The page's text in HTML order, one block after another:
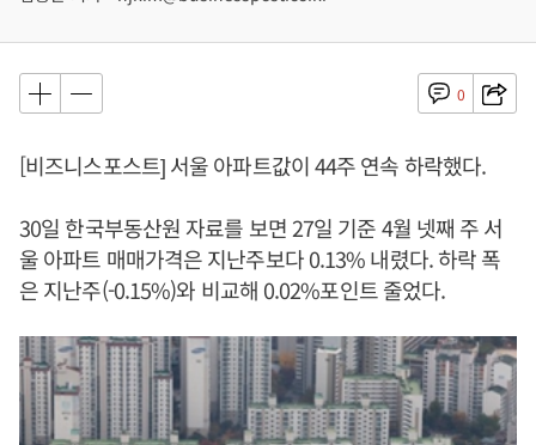
0
[비즈니스포스트] 서울 아파트값이 44주 연속 하락했다.
30일 한국부동산원 자료를 보면 27일 기준 4월 넷째 주 서
울 아파트 매매가격은 지난주보다 0.13% 내렸다. 하락 폭
은 지난주(-0.15%)와 비교해 0.02%포인트 줄었다.